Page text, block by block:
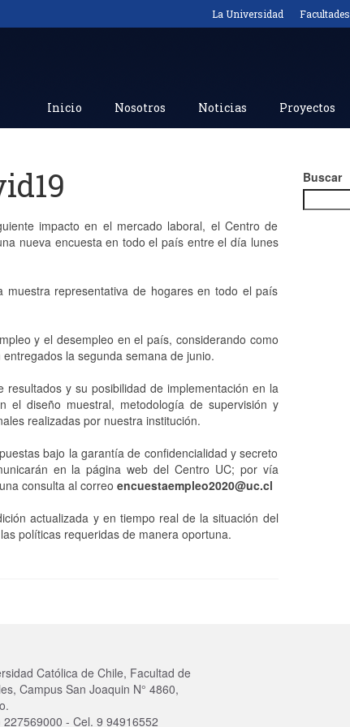
La Universidad Facultades
Inicio Nosotros Noticias Proyectos
impacto en el mercado laboral, el Centro de
nueva encuesta en todo el país entre el día lunes
representativa de hogares en todo el país
y el desempleo en el país, considerando como
la segunda semana de junio.
y su posibilidad de implementación en la
el diseño muestral, metodología de supervisión y
realizadas por nuestra institución.
bajo la garantía de confidencialidad y secreto
en la página web del Centro UC; por vía
consulta al correo encuestaempleo2020@uc.cl
actualizada y en tiempo real de la situación del
políticas requeridas de manera oportuna.
Buscar
Católica de Chile, Facultad de
Campus San Joaquin N° 4860,
- Cel. 9 94916552